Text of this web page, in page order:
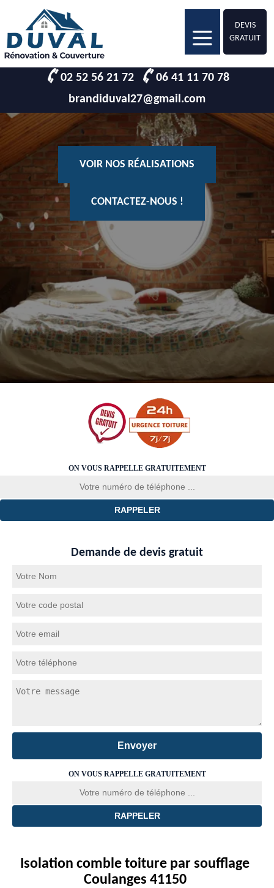
DEVIS
GRATUIT
02 52 56 21 72
06 41 11 70 78
brandiduval27@gmail.com
VOIR NOS RÉALISATIONS
CONTACTEZ-NOUS !
ON VOUS RAPPELLE GRATUITEMENT
Demande de devis gratuit
ON VOUS RAPPELLE GRATUITEMENT
Isolation comble toiture par soufflage
Coulanges 41150